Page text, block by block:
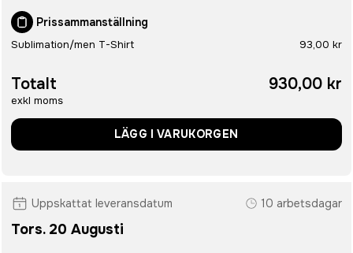
Prissammanställning
Sublimation/men T-Shirt 93,00 kr
Totalt
exkl moms
930,00 kr
LÄGG I VARUKORGEN
Uppskattat leveransdatum 10 arbetsdagar
Tors. 20 Augusti